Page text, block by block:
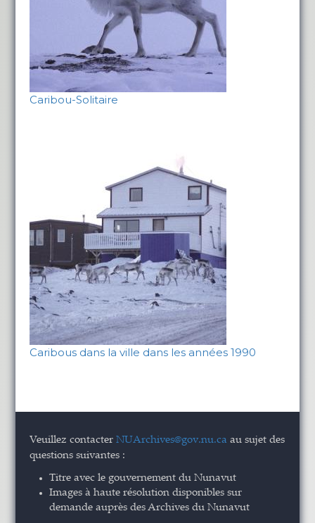
Caribou-Solitaire
Caribous dans la ville dans les années 1990
Veuillez contacterNUArchives@gov.nu.ca au sujet des
questions suivantes :
Titre avec le gouvernement du Nunavut
Images à haute résolution disponibles sur
demande auprès des Archives du Nunavut